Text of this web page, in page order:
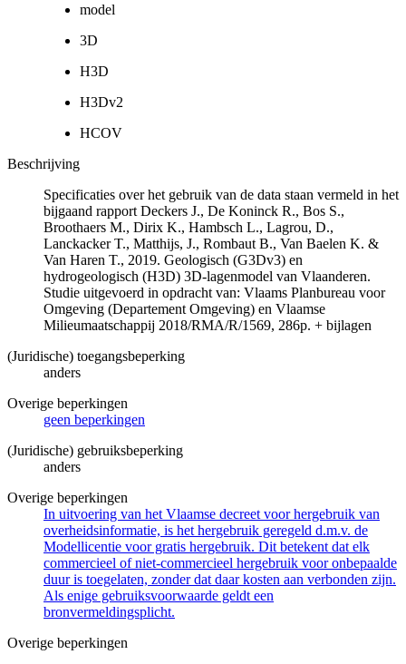
model
3D
H3D
H3Dv2
HCOV
Beschrijving
Specificaties over het gebruik van de data staan vermeld in het
bijgaand rapport Deckers J., De Koninck R., Bos S.,
Broothaers M., Dirix K., Hambsch L., Lagrou, D.,
Lanckacker T., Matthijs, J., Rombaut B., Van Baelen K. &
Van Haren T., 2019. Geologisch (G3Dv3) en
hydrogeologisch (H3D) 3D-lagenmodel van Vlaanderen.
Studie uitgevoerd in opdracht van: Vlaams Planbureau voor
Omgeving (Departement Omgeving) en Vlaamse
Milieumaatschappij 2018/RMA/R/1569, 286p. + bijlagen
(Juridische) toegangsbeperking
anders
Overige beperkingen
geen beperkingen
(Juridische) gebruiksbeperking
anders
Overige beperkingen
In uitvoering van het Vlaamse decreet voor hergebruik van
overheidsinformatie, is het hergebruik geregeld d.m.v. de
Modellicentie voor gratis hergebruik. Dit betekent dat elk
commercieel of niet-commercieel hergebruik voor onbepaalde
duur is toegelaten, zonder dat daar kosten aan verbonden zijn.
Als enige gebruiksvoorwaarde geldt een
bronvermeldingsplicht.
Overige beperkingen